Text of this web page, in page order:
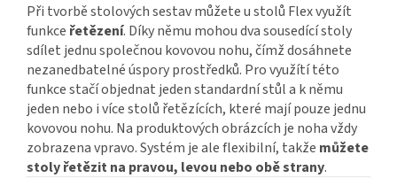
Při tvorbě stolových sestav můžete u stolů Flex využít
funkce řetězení. Díky němu mohou dva sousedící stoly
sdílet jednu společnou kovovou nohu, čímž dosáhnete
nezanedbatelné úspory prostředků. Pro využítí této
funkce stačí objednat jeden standardní stůl a k němu
jeden nebo i více stolů řetězících, které mají pouze jednu
kovovou nohu. Na produktových obrázcích je noha vždy
zobrazena vpravo. Systém je ale flexibilní, takže můžete
stoly řetězit na pravou, levou nebo obě strany.